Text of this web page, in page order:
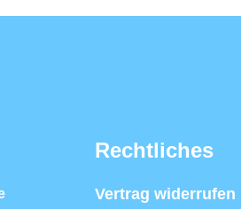
Rechtliches
Vertrag